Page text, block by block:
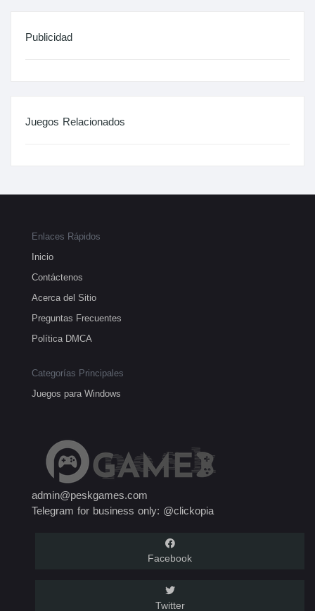
Publicidad
Juegos Relacionados
Enlaces Rápidos
Inicio
Contáctenos
Acerca del Sitio
Preguntas Frecuentes
Política DMCA
Categorías Principales
Juegos para Windows
admin@peskgames.com
Telegram for business only: @clickopia
Facebook
Twitter